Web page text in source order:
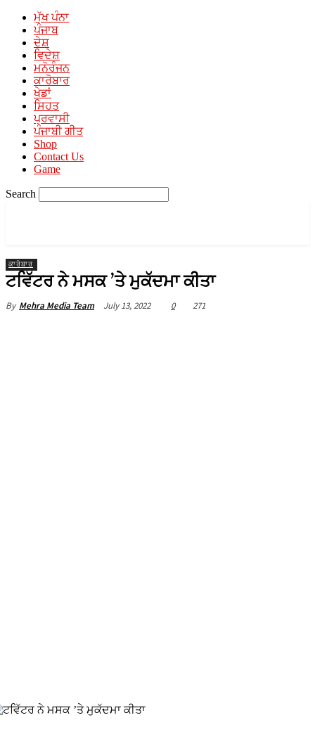
ਮੁੱਖ ਪੰਨਾ
ਪੰਜਾਬ
ਦੇਸ਼
ਵਿਦੇਸ਼
ਮਨੋਰੰਜਨ
ਕਾਰੋਬਾਰ
ਖੇਡਾਂ
ਸਿਹਤ
ਪ੍ਰਵਾਸੀ
ਪੰਜਾਬੀ ਗੀਤ
Shop
Contact Us
Game
Search
ਕਾਰੋਬਾਰ
ਟਵਿੱਟਰ ਨੇ ਮਸਕ ’ਤੇ ਮੁਕੱਦਮਾ ਕੀਤਾ
By Mehra Media Team July 13, 2022 0 271